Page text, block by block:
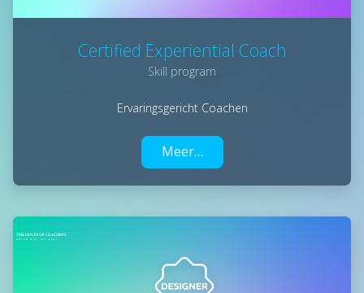
Certified Experiential Coach
Skill program
Ervaringsgericht Coachen
Meer…